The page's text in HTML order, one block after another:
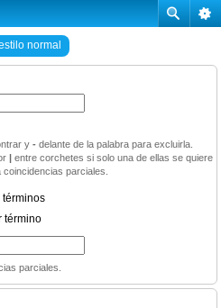
normal
y - delante de la palabra para excluirla.
| entre corchetes si solo una de ellas se quiere
parciales.
términos
término
parciales.